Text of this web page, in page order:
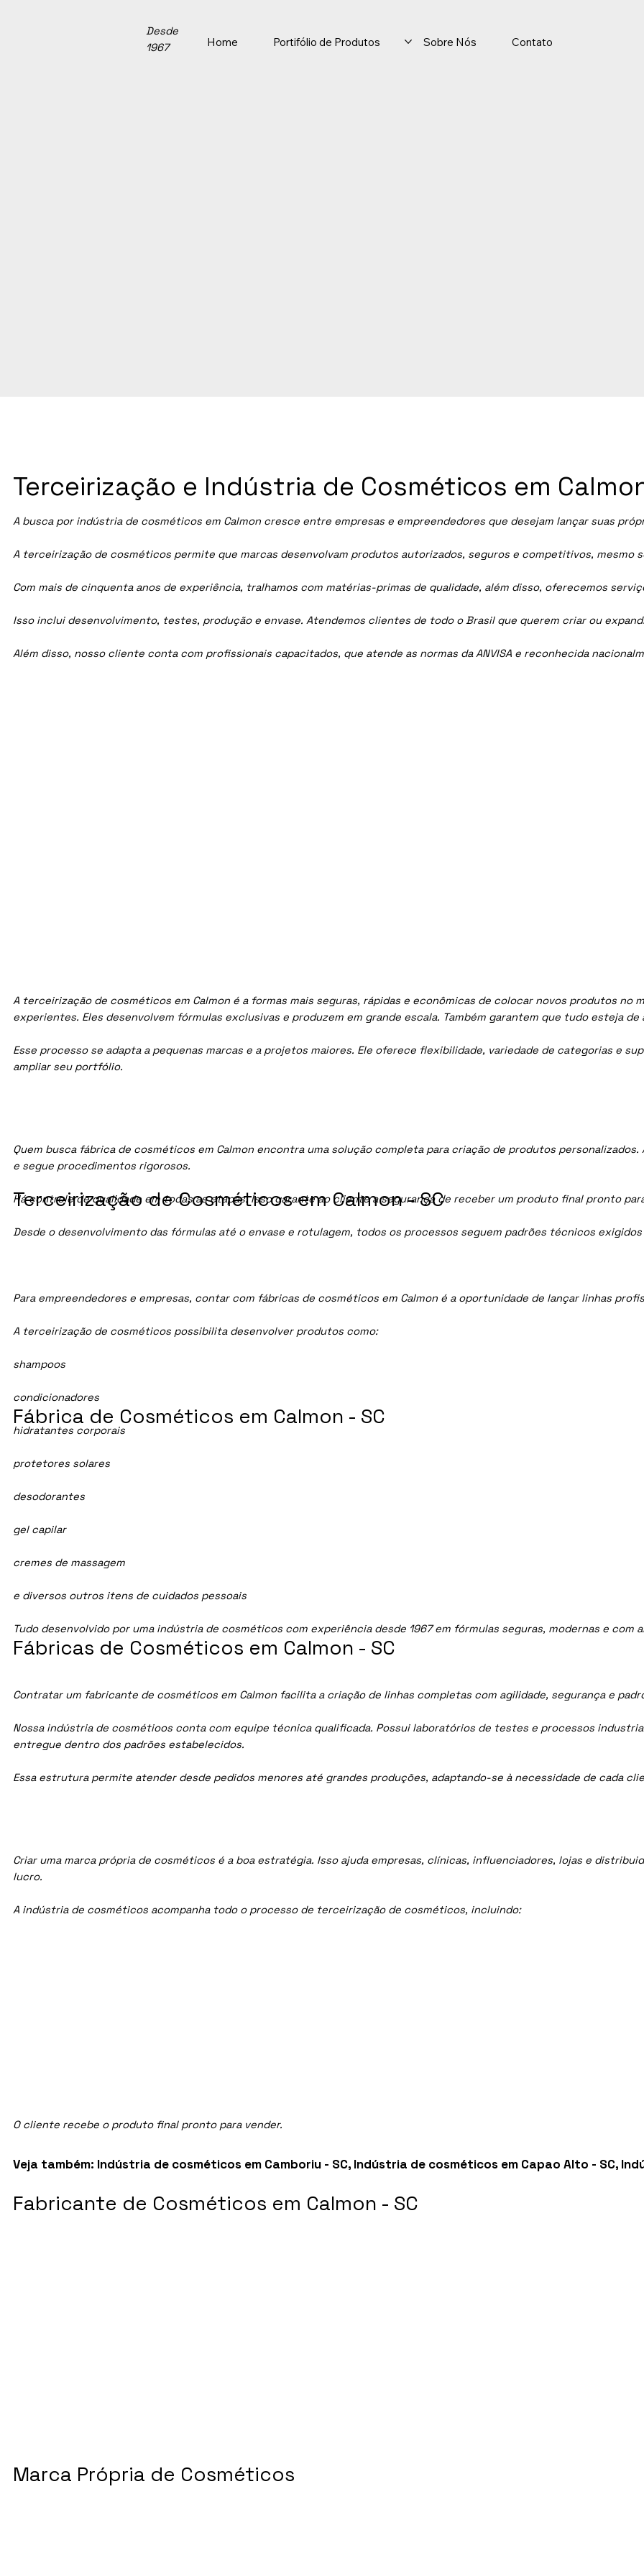
Home Portifólio de Produtos Sobre Nós Contato
Desde
1967
A busca por indústria de cosméticos em Calmon cresce entre empresas e empreendedores que desejam lançar suas
A terceirização de cosméticos permite que marcas desenvolvam produtos autorizados, seguros e competitivos, mesmo
Com mais de cinquenta anos de experiência, tralhamos com matérias-primas de qualidade, além disso, oferecemos
Isso inclui desenvolvimento, testes, produção e envase. Atendemos clientes de todo o Brasil que querem criar ou
Além disso, nosso cliente conta com profissionais capacitados, que atende as normas da ANVISA e reconhecida
A terceirização de cosméticos em Calmon é a formas mais seguras, rápidas e econômicas de colocar novos produtos no
experientes. Eles desenvolvem fórmulas exclusivas e produzem em grande escala. Também garantem que tudo esteja de
Esse processo se adapta a pequenas marcas e a projetos maiores. Ele oferece flexibilidade, variedade de categorias e
ampliar seu portfólio.
Quem busca fábrica de cosméticos em Calmon encontra uma solução completa para criação de produtos
e segue procedimentos rigorosos.
Há controle de qualidade em todas as etapas. Isso garante ao cliente a segurança de receber um produto final pronto
Desde o desenvolvimento das fórmulas até o envase e rotulagem, todos os processos seguem padrões técnicos
Para empreendedores e empresas, contar com fábricas de cosméticos em Calmon é a oportunidade de lançar linhas
A terceirização de cosméticos possibilita desenvolver produtos como:
shampoos
condicionadores
hidratantes corporais
protetores solares
desodorantes
gel capilar
cremes de massagem
e diversos outros itens de cuidados pessoais
Tudo desenvolvido por uma indústria de cosméticos com experiência desde 1967 em fórmulas seguras, modernas e com
Contratar um fabricante de cosméticos em Calmon facilita a criação de linhas completas com agilidade, segurança e
Nossa indústria de cosmétioos conta com equipe técnica qualificada. Possui laboratórios de testes e processos
entregue dentro dos padrões estabelecidos.
Essa estrutura permite atender desde pedidos menores até grandes produções, adaptando-se à necessidade de cada
Criar uma marca própria de cosméticos é a boa estratégia. Isso ajuda empresas, clínicas, influenciadores, lojas e
lucro.
A indústria de cosméticos acompanha todo o processo de terceirização de cosméticos, incluindo:
O cliente recebe o produto final pronto para vender.
Veja também: Indústria de cosméticos em Camboriu - SC, Indústria de cosméticos em Capao Alto - SC,
Terceirização e Indústria de Cosméticos em
Fábrica de Cosméticos em Calmon - SC
Terceirização de Cosméticos em Calmon - SC
Fábricas de Cosméticos em Calmon - SC
Fabricante de Cosméticos em Calmon - SC
Marca Própria de Cosméticos